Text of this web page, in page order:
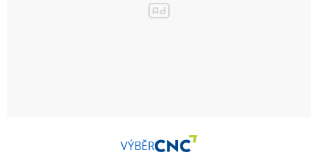
VÝBĚR